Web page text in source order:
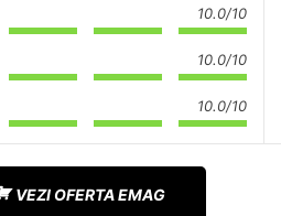
10.0/10
10.0/10
10.0/10
VEZI OFERTA EMAG